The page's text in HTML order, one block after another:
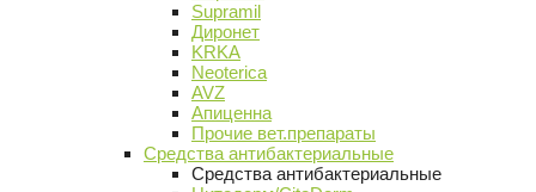
Supramil
Диронет
KRKA
Neoterica
AVZ
Апиценна
Прочие вет.препараты
Средства антибактериальные
Средства антибактериальные